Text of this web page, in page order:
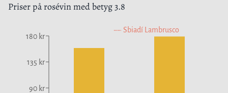
Priser på rosévinmed betyg3.8
90 kr
135 kr
180 kr
Sbiadí Lambrusco